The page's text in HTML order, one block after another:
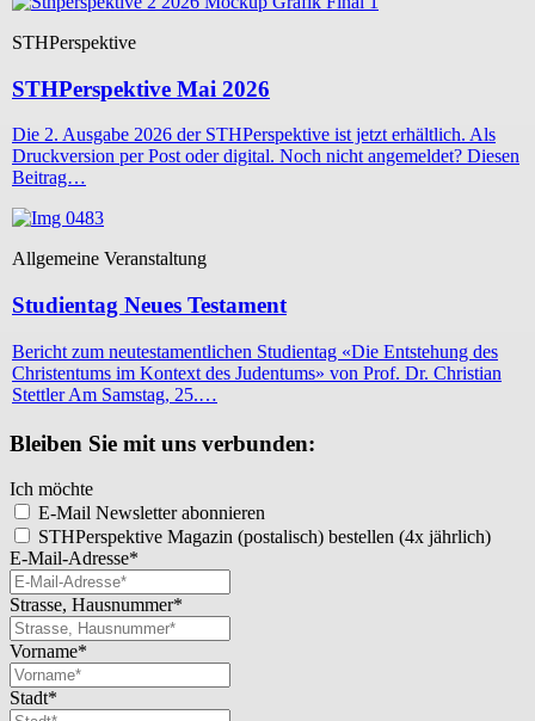
STHPerspektive
STHPerspektive Mai 2026
Die 2. Ausgabe 2026 der STHPerspektive ist jetzt erhältlich. Als
Druckversion per Post oder digital. Noch nicht angemeldet? Diesen
Beitrag…
Allgemeine Veranstaltung
Studientag Neues Testament
Bericht zum neutestamentlichen Studientag «Die Entstehung des
Christentums im Kontext des Judentums» von Prof. Dr. Christian
Stettler Am Samstag, 25.…
Bleiben Sie mit uns verbunden:
Ich möchte
E-Mail Newsletter abonnieren
STHPerspektive Magazin (postalisch) bestellen (4x jährlich)
E-Mail-Adresse*
Strasse, Hausnummer*
Vorname*
Stadt*